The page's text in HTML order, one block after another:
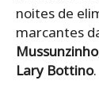
noites de
marcantes
Mussunzinho
Lary Bottino.